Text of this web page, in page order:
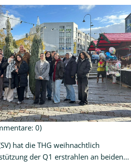
0)
hat die THG weihnachtlich
der Q1 erstrahlen an beiden...